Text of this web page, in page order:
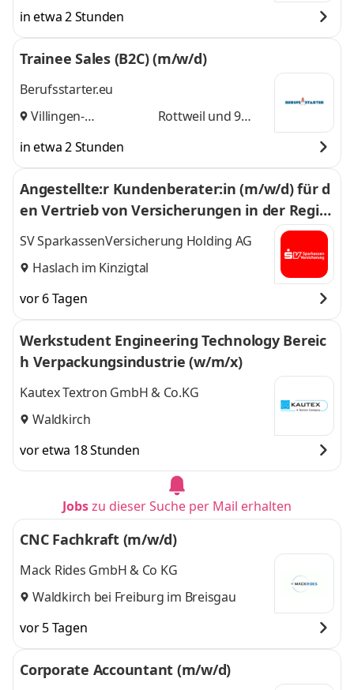
in etwa 2 Stunden
Trainee Sales (B2C) (m/w/d)
Berufsstarter.eu
Villingen-
Rottweil und 9
in etwa 2 Stunden
Angestellte:r Kundenberater:in (m/w/d) für d
en Vertrieb von Versicherungen in der Regio
n Haslach
SV SparkassenVersicherung Holding AG
Haslach im Kinzigtal
vor 6 Tagen
Werkstudent Engineering Technology Bereic
h Verpackungsindustrie (w/m/x)
Kautex Textron GmbH & Co.KG
Waldkirch
vor etwa 18 Stunden
Jobszu dieser Suche per Mail erhalten
CNC Fachkraft (m/w/d)
Mack Rides GmbH & Co KG
Waldkirch bei Freiburg im Breisgau
vor 5 Tagen
Corporate Accountant (m/w/d)